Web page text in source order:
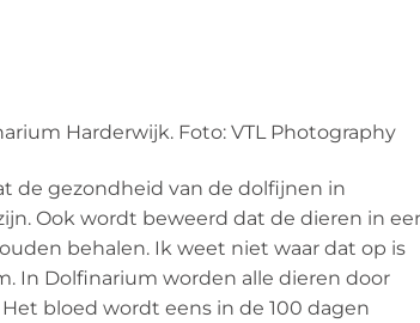
Harderwijk. Foto: VTL Photography
de gezondheid van de dolfijnen in
Ook wordt beweerd dat de dieren in
behalen. Ik weet niet waar dat op is
In Dolfinarium worden alle dieren door
bloed wordt eens in de 100 dagen